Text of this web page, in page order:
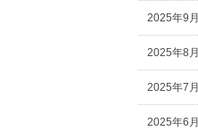
2025年9月
2025年8月
2025年7月
2025年6月